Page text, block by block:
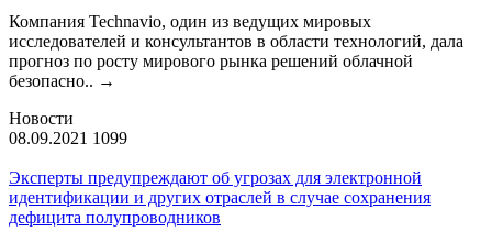
Компания Technavio, один из ведущих мировых
исследователей и консультантов в области технологий, дала
прогноз по росту мирового рынка решений облачной
безопасно.. →
Новости
08.09.2021 1099
Эксперты предупреждают об угрозах для электронной
идентификации и других отраслей в случае сохранения
дефицита полупроводников